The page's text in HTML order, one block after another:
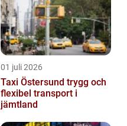
01 juli 2026
Taxi Östersund trygg och
flexibel transport i
jämtland